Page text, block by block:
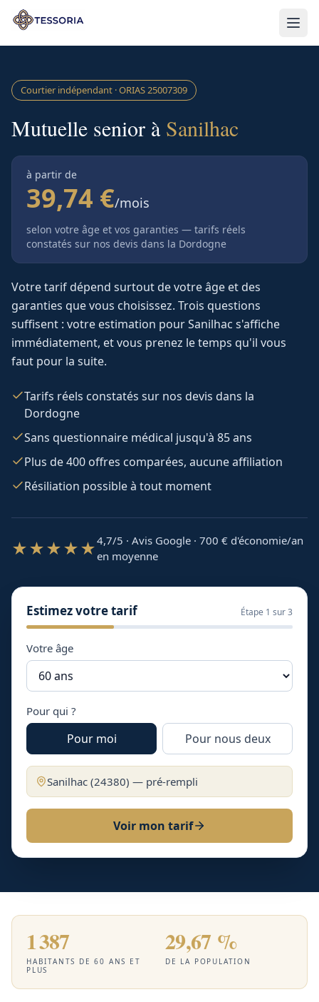
Aller au contenu principal
Courtier indépendant · ORIAS25007309
Mutuelle senior à Sanilhac
à partir de
39,74 €/mois
selon votre âge et vos garanties — tarifs réels
constatés sur nos devis dans la Dordogne
Votre tarif dépend surtout de votre âge et des
garanties que vous choisissez. Trois questions
suffisent : votre estimation pourSanilhac s'affiche
immédiatement, et vous prenez le temps qu'il vous
faut pour la suite.
Tarifs réels constatés sur nos devis dans la
Dordogne
Sans questionnaire médical jusqu'à 85 ans
Plus de 400 offres comparées, aucune affiliation
Résiliation possible à tout moment
★★★★★4,7/5 · Avis Google · 700 € d'économie/an
en moyenne
Estimez votre tarif Étape 1 sur 3
Votre âge
Pour qui ?
Pour moi Pour nous deux
Sanilhac (24380) — pré-rempli
Voir mon tarif
1 387
HABITANTS DE 60 ANS ET
PLUS
29,67 %
DE LA POPULATION